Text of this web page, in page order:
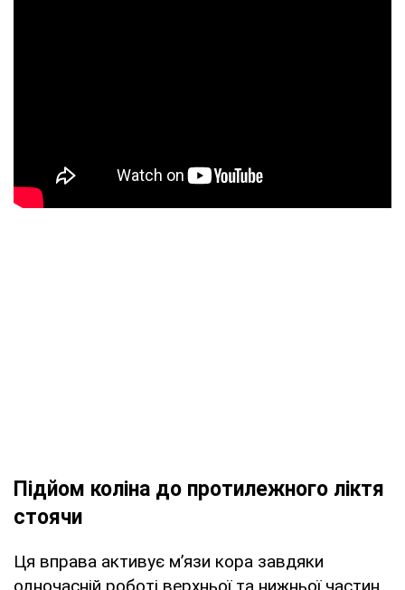
Підйом коліна до протилежного ліктя
стоячи
Ця вправа активує м’язи кора завдяки
одночасній роботі верхньої та нижньої частин